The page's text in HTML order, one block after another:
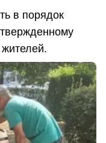
в порядок